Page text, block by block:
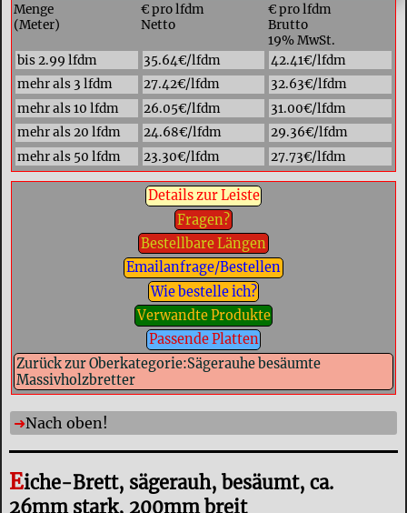
Menge
(Meter)
€ pro lfdm
Netto
€ pro lfdm
Brutto
19% MwSt.
bis 2.99 lfdm
35.64€/lfdm
42.41€/lfdm
mehr als 3 lfdm
27.42€/lfdm
32.63€/lfdm
mehr als 10 lfdm
26.05€/lfdm
31.00€/lfdm
mehr als 20 lfdm
24.68€/lfdm
29.36€/lfdm
mehr als 50 lfdm
23.30€/lfdm 27.73€/lfdm
Details zur Leiste
Fragen?
Bestellbare Längen
Emailanfrage/Bestellen
Wie bestelle ich?
Verwandte Produkte
Passende Platten
Zurück zur Oberkategorie:Sägerauhe besäumte
Massivholzbretter
Nach oben!
Eiche-Brett, sägerauh, besäumt, ca.
26mm stark, 200mm breit